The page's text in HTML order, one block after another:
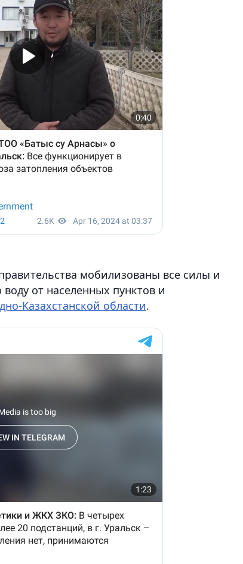
мобилизованы все силы и
от населенных пунктов и
Казахстанской области.